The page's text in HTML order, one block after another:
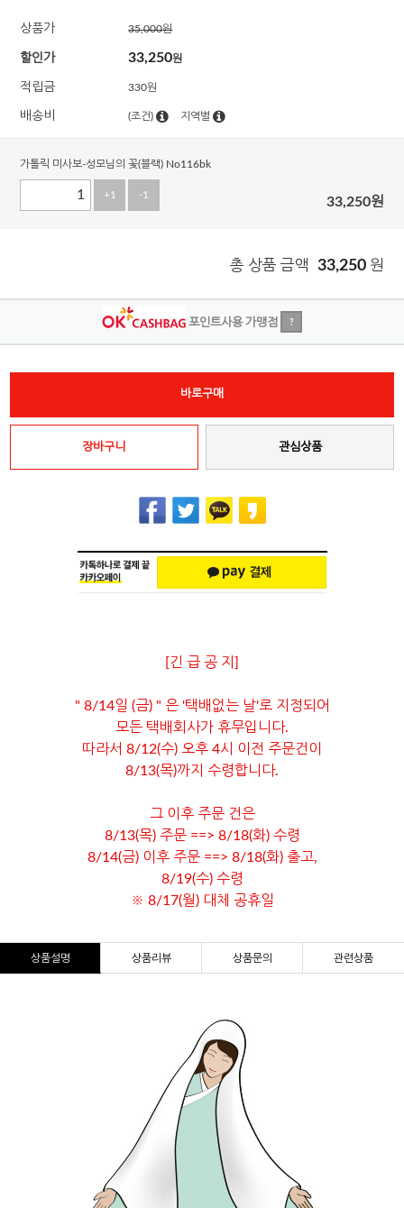
상품가 35,000원
할인가 33,250원
적립금 330원
배송비 (조건) 지역별
가톨릭 미사보-성모님의 꽃(블랙) No116bk
+1 -1 33,250원
총 상품 금액 33,250 원
포인트사용 가맹점 ?
바로구매
장바구니 관심상품
[긴 급 공 지]
" 8/14일 (금) " 은 '택배없는 날'로 지정되어
모든 택배회사가 휴무입니다.
따라서 8/12(수) 오후 4시 이전 주문건이
8/13(목)까지 수령합니다.
그 이후 주문 건은
8/13(목) 주문 ==> 8/18(화) 수령
8/14(금) 이후 주문 ==> 8/18(화) 출고,
8/19(수) 수령
※ 8/17(월) 대체 공휴일
상품설명 상품리뷰 상품문의 관련상품